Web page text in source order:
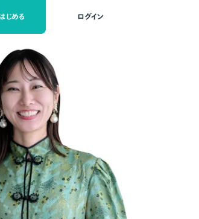
じめる ログイン